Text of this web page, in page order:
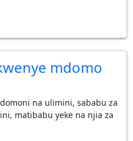
mdomo
na ulimini, sababu za
matibabu yeke na njia za